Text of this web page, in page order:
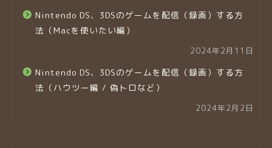
Nintendo DS、3DSのゲームを配信（録画）する方
法（Macを使いたい編）
2024年2月11日
Nintendo DS、3DSのゲームを配信（録画）する方
法（ハウツー編 / 偽トロなど）
2024年2月2日